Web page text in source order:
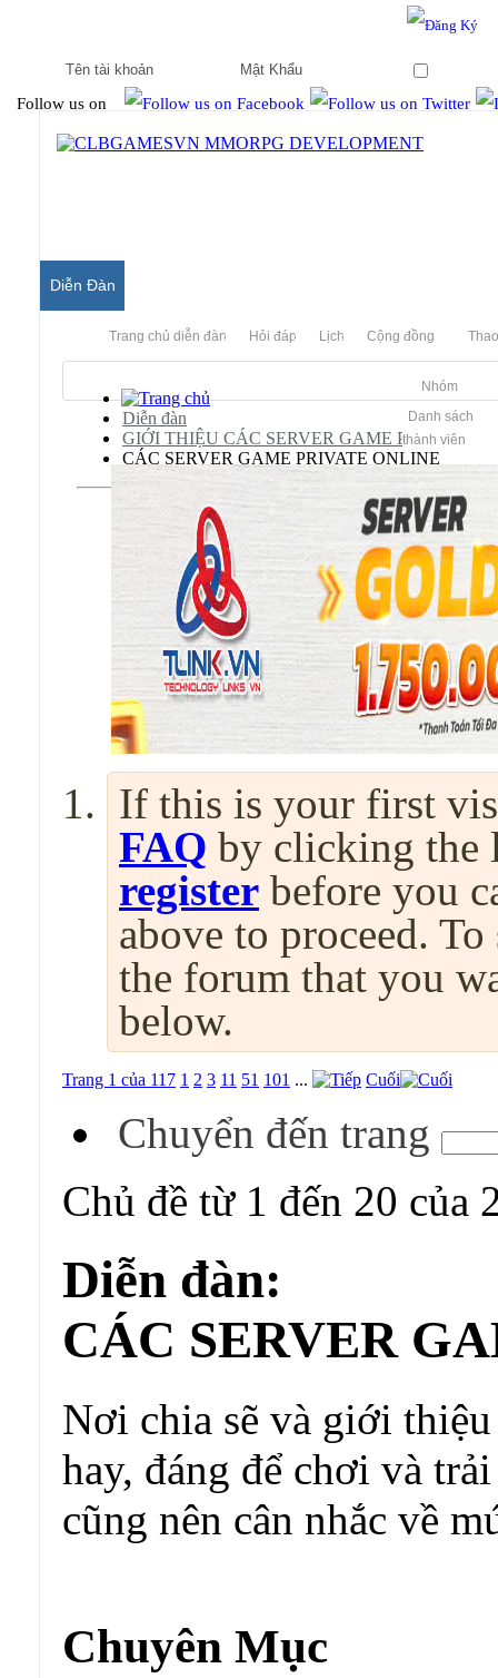
Follow us on
Diễn Đàn
Trang chủ diễn đàn Hỏi đáp Lịch Cộng đồng
Nhóm
Danh sách
thành viên
Diễn đàn
GIỚI THIỆU CÁC SERVER GAME PRIVATE
CÁC SERVER GAME PRIVATE ONLINE
If this is your first
FAQ by clicking the
register before you
above to proceed.
the forum that you
below.
Trang 1 của 117 1 2 3 11 51 101 ... Cuối
Chuyển đến trang
Chủ đề từ 1 đến 20 của
Diễn đàn:
CÁC SERVER
Nơi chia sẽ và giới
hay, đáng để chơi và
cũng nên cân nhắc về
Chuyên Mục